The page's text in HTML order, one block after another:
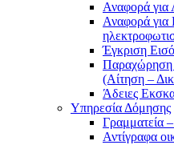
Αναφορά για
Αναφορά για
Έγκριση
(Αίτηση –
Άδειες
Υπηρεσία Δόμησης
Γραμματεία
Αντίγραφα